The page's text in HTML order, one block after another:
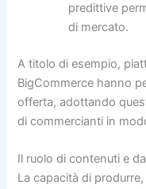
predittive
di mercato.
A titolo di esempio,
BigCommerce hanno
offerta, adottando
di commercianti in
Il ruolo di contenuti e
La capacità di